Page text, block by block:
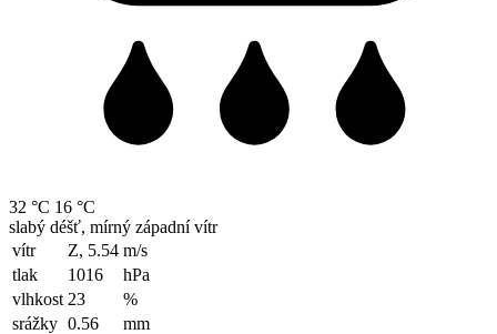
32 °C 16 °C
slabý déšť, mírný západní vítr
vítr
Z, 5.54 m/s
tlak
1016
hPa
vlhkost 23
%
srážky 0.56
mm